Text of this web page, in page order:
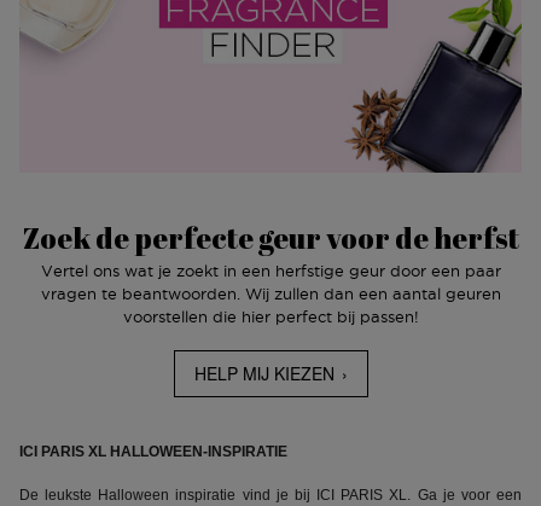
Zoek de perfecte geur voor de herfst
Vertel ons wat je zoekt in een herfstige geur door een paar
vragen te beantwoorden. Wij zullen dan een aantal geuren
voorstellen die hier perfect bij passen!
HELP MIJ KIEZEN
ICI PARIS XL HALLOWEEN-INSPIRATIE
De leukste Halloween inspiratie vind je bij ICI PARIS XL. Ga je voor een